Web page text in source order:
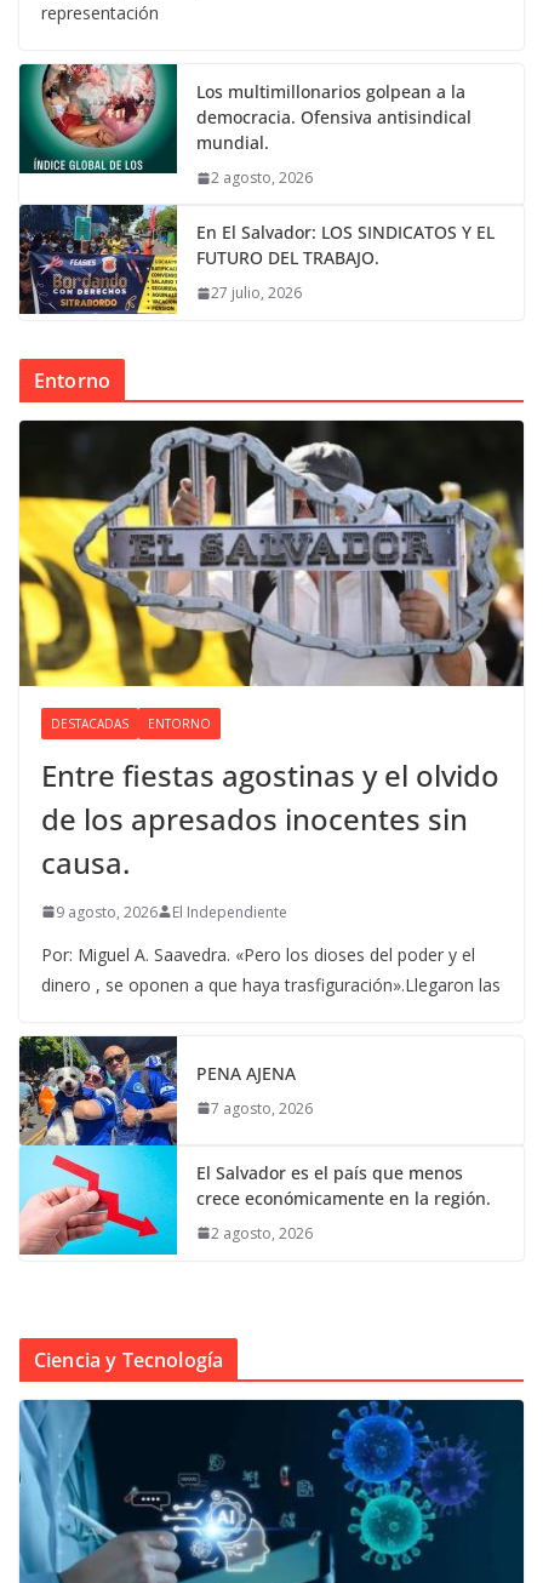
representación
Los multimillonarios golpean a la
democracia. Ofensiva antisindical
mundial.
2 agosto, 2026
En El Salvador: LOS SINDICATOS Y EL
FUTURO DEL TRABAJO.
27 julio, 2026
Entorno
DESTACADAS ENTORNO
Entre fiestas agostinas y el olvido
de los apresados inocentes sin
causa.
9 agosto, 2026 El Independiente
Por: Miguel A. Saavedra. «Pero los dioses del poder y el
dinero , se oponen a que haya trasfiguración».Llegaron las
PENA AJENA
7 agosto, 2026
El Salvador es el país que menos
crece económicamente en la región.
2 agosto, 2026
Ciencia y Tecnología